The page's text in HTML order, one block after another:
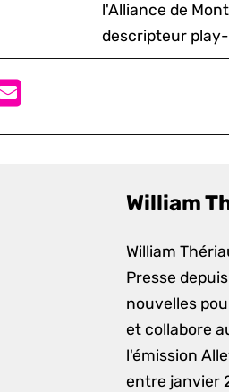
l'Alliance de
descripteur
William
William
Presse
nouvelles
et collabore
l'émission
entre janvier